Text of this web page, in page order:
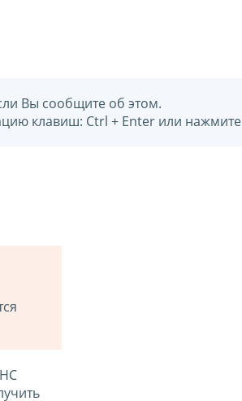
Вы сообщите об этом.
клавиш: Ctrl + Enter или нажмите